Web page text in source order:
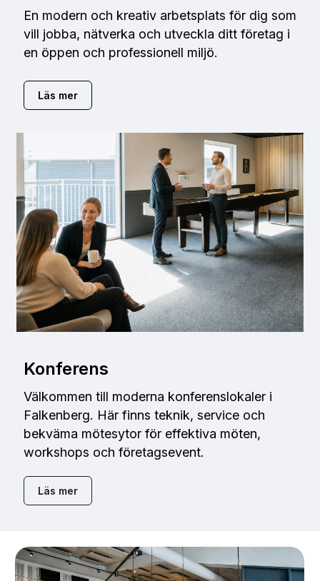
En modern och kreativ arbetsplats för dig som
vill jobba, nätverka och utveckla ditt företag i
en öppen och professionell miljö.
Läs mer
Konferens
Välkommen till moderna konferenslokaler i
Falkenberg. Här finns teknik, service och
bekväma mötesytor för effektiva möten,
workshops och företagsevent.
Läs mer